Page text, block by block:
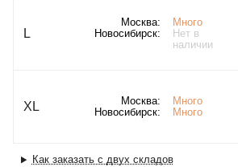
L
Москва:
Много
Новосибирск:
Нет в
наличии
XL Москва:
Много
Новосибирск:
Много
Как заказать с двух складов